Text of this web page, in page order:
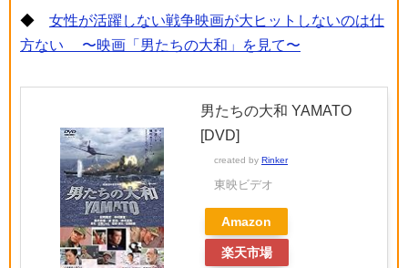
◆ 女性が活躍しない戦争映画が大ヒットしないのは仕
方ない 〜映画「男たちの大和」を見て〜
男たちの大和 YAMATO
[DVD]
created by Rinker
東映ビデオ
Amazon
楽天市場